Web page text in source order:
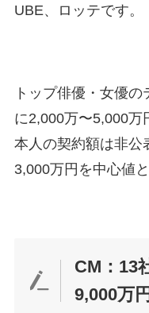
UBE、ロッテです。
トップ俳優・女優
に2,000万〜5,000万
本人の契約額は非公
3,000万円を中心値と
CM：13
9,000万円